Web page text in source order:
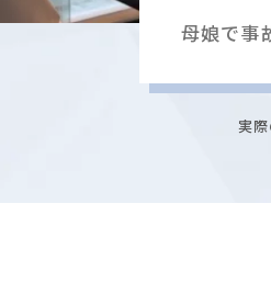
母娘で事
実際